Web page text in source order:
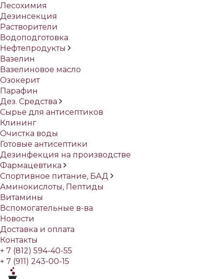
Лесохимия
Дезинсекция
Растворители
Водоподготовка
Нефтепродукты
Вазелин
Вазелиновое масло
Озокерит
Парафин
Дез. Средства
Сырье для антисептиков
Клининг
Очистка воды
Готовые антисептики
Дезинфекция на производстве
Фармацевтика
Спортивное питание, БАД
Аминокислоты, Пептиды
Витамины
Вспомогательные в-ва
Новости
Доставка и оплата
Контакты
+ 7 (812) 594-40-55
+ 7 (911) 243-00-15